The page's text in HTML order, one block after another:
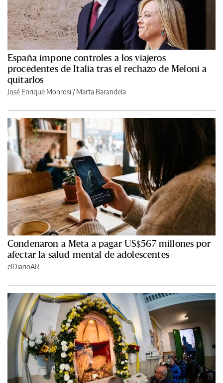
España impone controles a los viajeros
procedentes de Italia tras el rechazo de Meloni a
quitarlos
José Enrique Monrosi / Marta Barandela
Condenaron a Meta a pagar US$567 millones por
afectar la salud mental de adolescentes
elDiarioAR